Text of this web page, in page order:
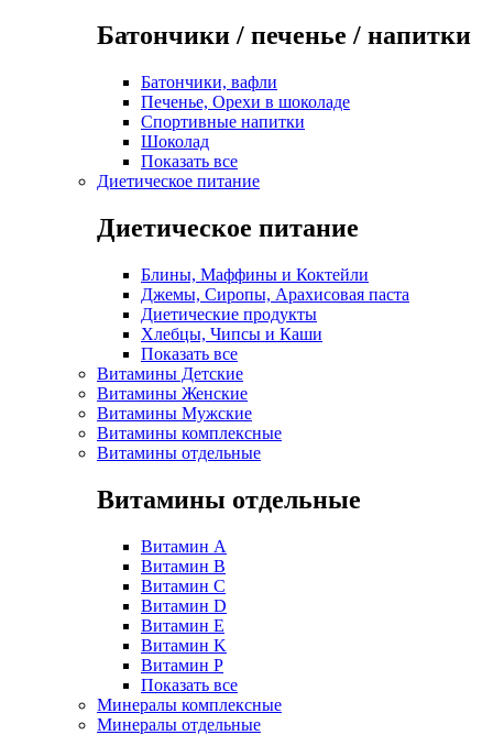
Батончики / печенье / напитки
Батончики, вафли
Печенье, Орехи в шоколаде
Спортивные напитки
Шоколад
Показать все
Диетическое питание
Диетическое питание
Блины, Маффины и Коктейли
Джемы, Сиропы, Арахисовая паста
Диетические продукты
Хлебцы, Чипсы и Каши
Показать все
Витамины Детские
Витамины Женские
Витамины Мужские
Витамины комплексные
Витамины отдельные
Витамины отдельные
Витамин A
Витамин B
Витамин C
Витамин D
Витамин E
Витамин K
Витамин P
Показать все
Минералы комплексные
Минералы отдельные